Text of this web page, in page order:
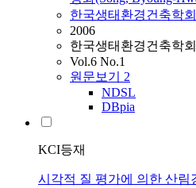
한국생태환경건축학회
2006
한국생태환경건축학
Vol.6 No.1
원문보기 2
NDSL
DBpia
KCI등재
시각적 질 평가에 의한 산림